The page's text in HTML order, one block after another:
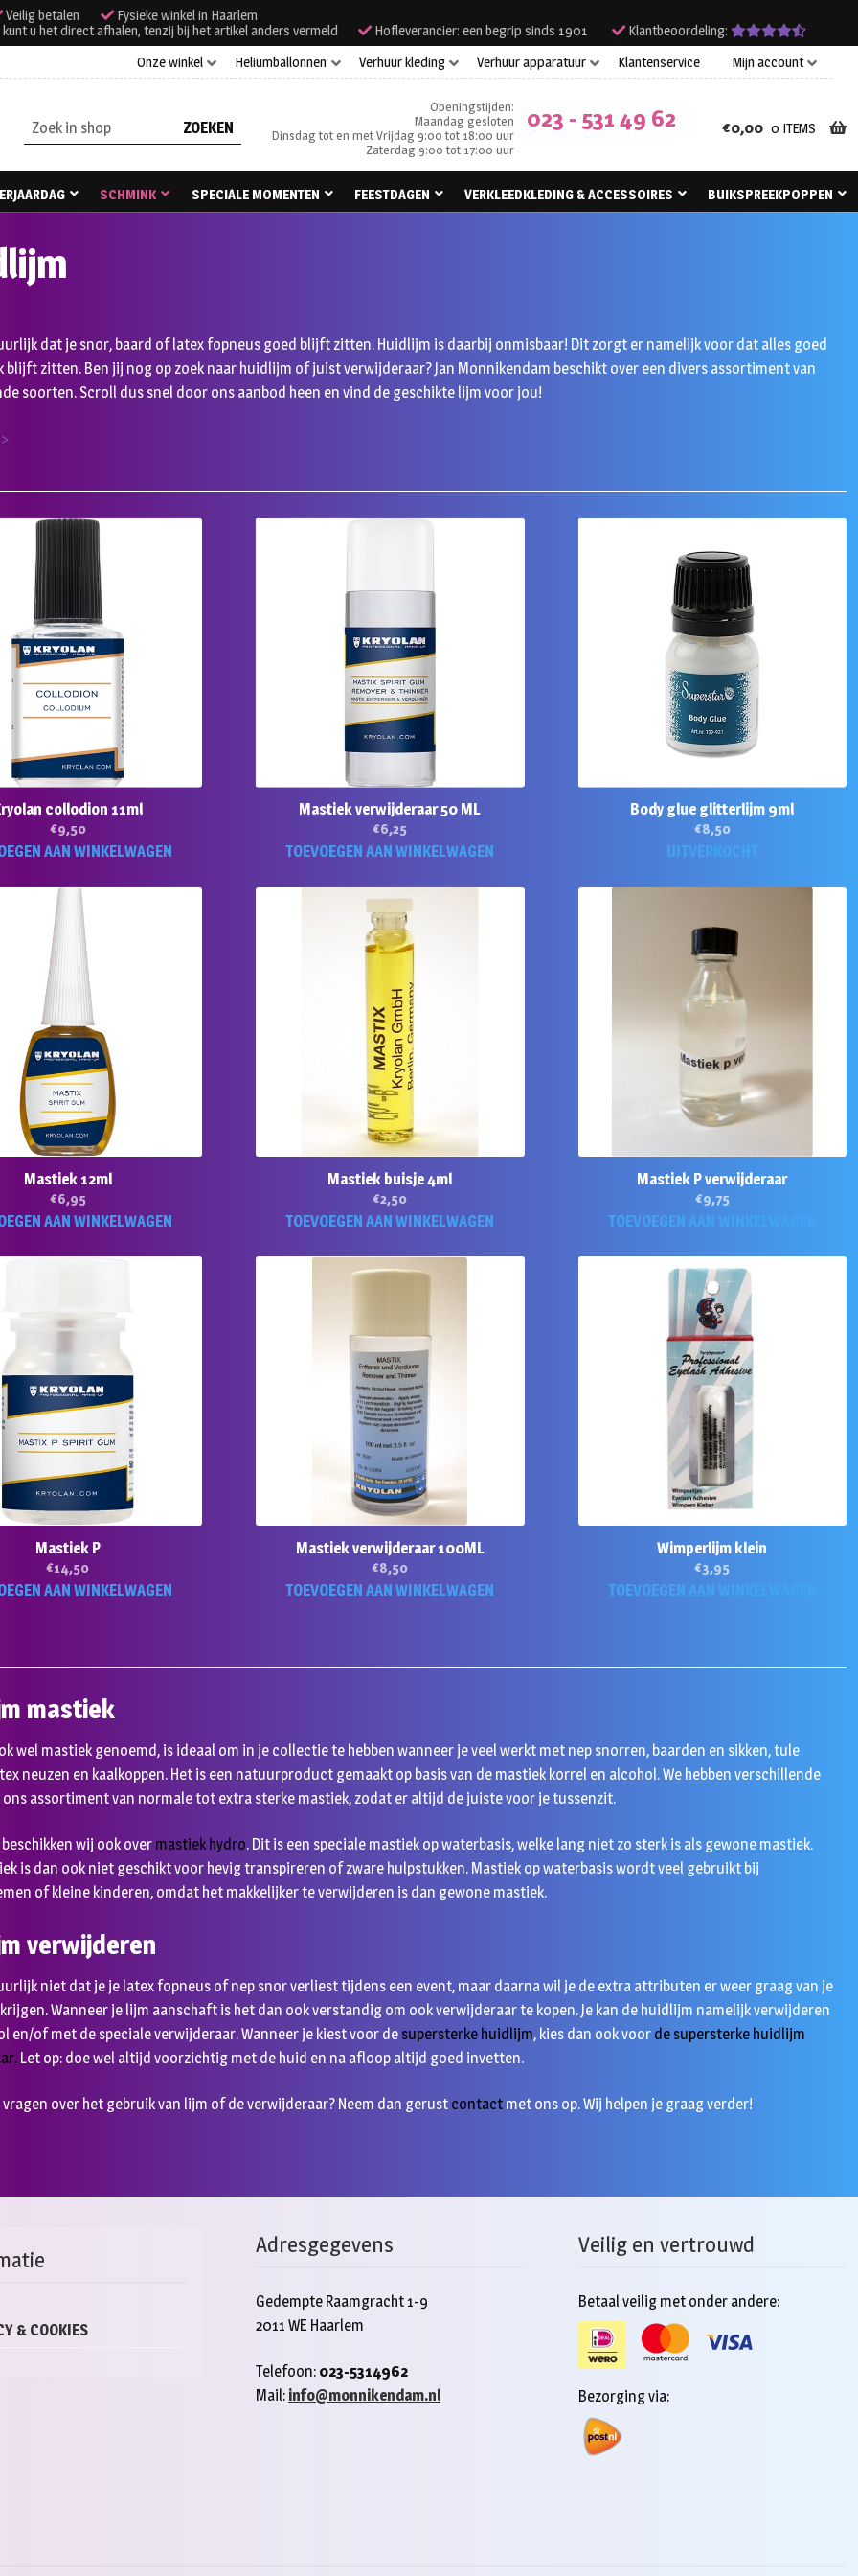
Veilig betalen
Fysieke winkel in Haarlem
u het direct afhalen, tenzij bij het artikel anders vermeld
Hofleverancier: een begrip sinds 1901
Klantbeoordeling:
Onze winkel
Heliumballonnen Verhuur kleding Verhuur apparatuur Klantenservice Mijn account
Zoeken
naar:
Openingstijden:
Maandag gesloten
Dinsdag tot en met Vrijdag 9:00 tot 18:00 uur
Zaterdag 9:00 tot 17:00 uur
023 - 531 49 62 €0,00 0 ITEMS
SCHMINK SPECIALE MOMENTEN FEESTDAGEN VERKLEEDKLEDING & ACCESSOIRES BUIKSPREEKPOPPEN
dat je snor, baard of latex fopneus goed blijft zitten. Huidlijm is daarbij onmisbaar! Dit zorgt er namelijk voor dat alles goed
blijft zitten. Ben jij nog op zoek naar huidlijm of juist verwijderaar? Jan Monnikendam beschikt over een divers assortiment van
soorten. Scroll dus snel door ons aanbod heen en vind de geschikte lijm voor jou!
collodion 11ml
€9,50
AAN WINKELWAGEN
Mastiek verwijderaar 50 ML
€6,25
TOEVOEGEN AAN WINKELWAGEN
Body glue glitterlijm 9ml
€8,50
UITVERKOCHT
Mastiek 12ml
€6,95
AAN WINKELWAGEN
Mastiek buisje 4ml
€2,50
TOEVOEGEN AAN WINKELWAGEN
Mastiek P verwijderaar
€9,75
TOEVOEGEN AAN WINKELWAGEN
Mastiek P
€14,50
AAN WINKELWAGEN
Mastiek verwijderaar 100ML
€8,50
TOEVOEGEN AAN WINKELWAGEN
Wimperlijm klein
€3,95
TOEVOEGEN AAN WINKELWAGEN
mastiek
wel mastiek genoemd, is ideaal om in je collectie te hebben wanneer je veel werkt met nep snorren, baarden en sikken, tule
neuzen en kaalkoppen. Het is een natuurproduct gemaakt op basis van de mastiek korrel en alcohol. We hebben verschillende
assortiment van normale tot extra sterke mastiek, zodat er altijd de juiste voor je tussenzit.
wij ook over mastiek hydro. Dit is een speciale mastiek op waterbasis, welke lang niet zo sterk is als gewone mastiek.
is dan ook niet geschikt voor hevig transpireren of zware hulpstukken. Mastiek op waterbasis wordt veel gebruikt bij
of kleine kinderen, omdat het makkelijker te verwijderen is dan gewone mastiek.
verwijderen
niet dat je je latex fopneus of nep snor verliest tijdens een event, maar daarna wil je de extra attributen er weer graag van je
Wanneer je lijm aanschaft is het dan ook verstandig om ook verwijderaar te kopen. Je kan de huidlijm namelijk verwijderen
en/of met de speciale verwijderaar. Wanneer je kiest voor de supersterke huidlijm, kies dan ook voor de supersterke huidlijm
. Let op: doe wel altijd voorzichtig met de huid en na afloop altijd goed invetten.
vragen over het gebruik van lijm of de verwijderaar? Neem dan gerust contact met ons op. Wij helpen je graag verder!
& COOKIES
Adresgegevens
Gedempte Raamgracht 1-9
2011 WE Haarlem
Telefoon: 023-5314962
Mail: info@monnikendam.nl
Veilig en vertrouwd
Betaal veilig met onder andere:
Bezorging via: